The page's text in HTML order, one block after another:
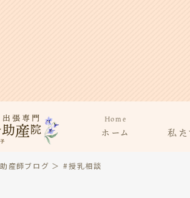
Home
ホーム 私
助産師ブログ ＞ #授乳相談